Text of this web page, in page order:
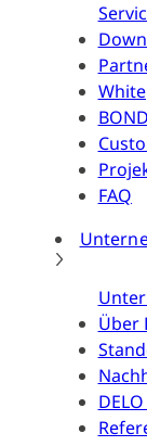
FAQ
Über